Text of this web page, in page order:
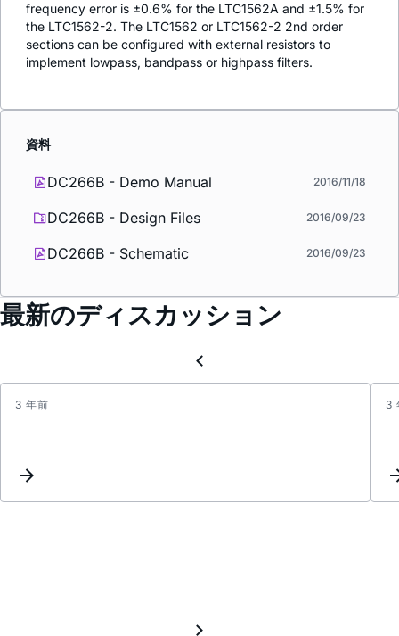
frequency error is ±0.6% for the LTC1562A and ±1.5% for
the LTC1562-2. The LTC1562 or LTC1562-2 2nd order
sections can be configured with external resistors to
implement lowpass, bandpass or highpass filters.
資料
DC266B - Demo Manual 2016/11/18
DC266B - Design Files 2016/09/23
DC266B - Schematic 2016/09/23
最新のディスカッション
3 年前 3